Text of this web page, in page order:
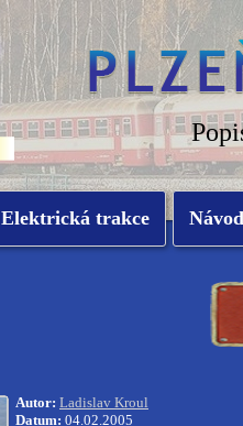
Elektrická trakce
Autor: Ladislav Kroul
Datum: 04.02.2005